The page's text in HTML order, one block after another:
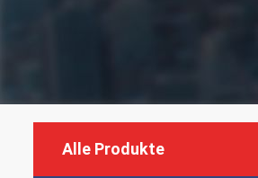
Alle Produkte